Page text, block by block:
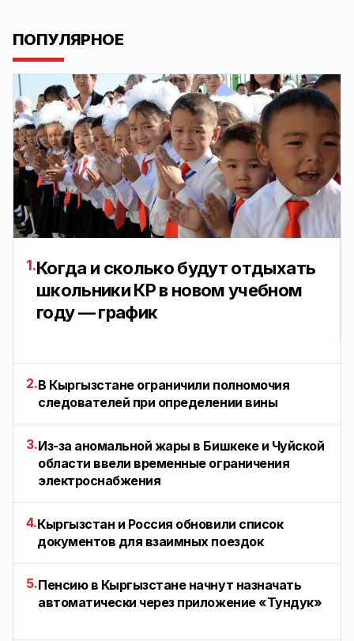
ПОПУЛЯРНОЕ
1.Когда и сколько будут отдыхать
школьники КР в новом учебном
году — график
2.В Кыргызстане ограничили полномочия
следователей при определении вины
3.Из-за аномальной жары в Бишкеке и Чуйской
области ввели временные ограничения
электроснабжения
4.Кыргызстан и Россия обновили список
документов для взаимных поездок
5.Пенсию в Кыргызстане начнут назначать
автоматически через приложение «Тундук»